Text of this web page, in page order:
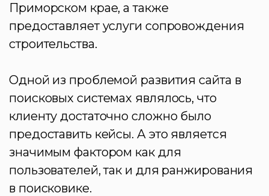
Приморском крае, а также
предоставляет услуги сопровождения
строительства.
Одной из проблемой развития сайта в
поисковых системах являлось, что
клиенту достаточно сложно было
предоставить кейсы. А это является
значимым фактором как для
пользователей, так и для ранжирования
в поисковике.